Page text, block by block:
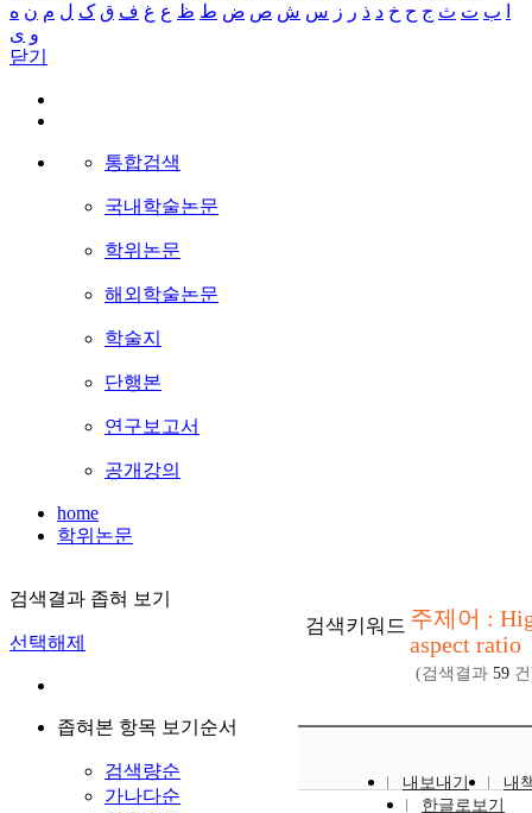
ب ت ث ج ح خ د ذ ر ز س ش ص ض ط ظ ع غ ف ق ک ل م ن ه
و ی
닫기
통합검색
국내학술논문
학위논문
해외학술논문
학술지
단행본
연구보고서
공개강의
home
학위논문
검색결과 좁혀 보기
선택해제
좁혀본 항목 보기순서
검색량순
가나다순
검색키워드 주제어 :
aspect ratio
(검색결과 59
내보내기
내
한글로보기